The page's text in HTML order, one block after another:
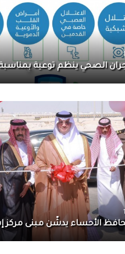
الصحي ينظم توعية بمناسبة
الأحساء يدشّن مبنى مركز